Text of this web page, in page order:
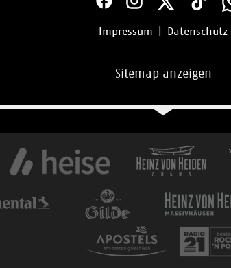
Impressum Datenschutz
Sitemap anzeigen